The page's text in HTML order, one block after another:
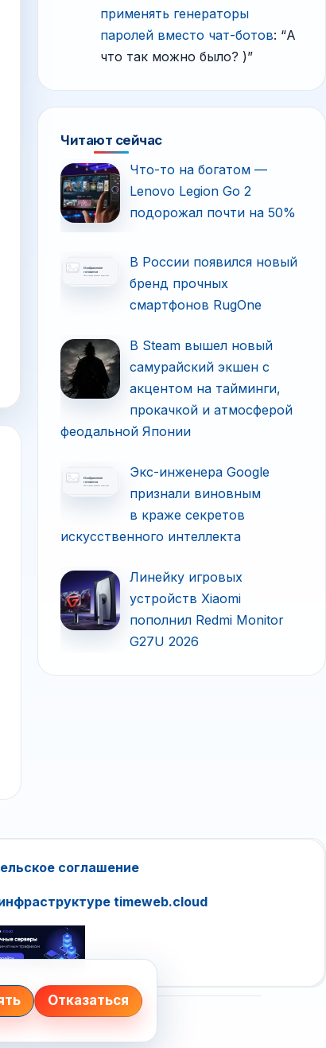
применять генераторы
паролей вместо чат-ботов: “А
что так можно было? )”
Читают сейчас
Что-то на богатом —
Lenovo Legion Go 2
подорожал почти на 50%
В России появился новый
бренд прочных
смартфонов RugOne
В Steam вышел новый
самурайский экшен с
акцентом на тайминги,
прокачкой и атмосферой
феодальной Японии
Экс-инженера Google
признали виновным
в краже секретов
искусственного интеллекта
Линейку игровых
устройств Xiaomi
пополнил Redmi Monitor
G27U 2026
соглашение
timeweb.cloud
Отказаться